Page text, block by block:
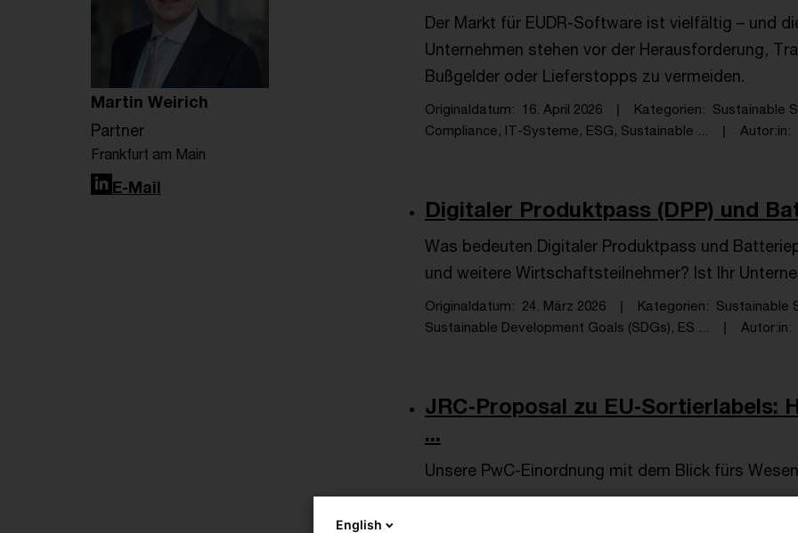
Der Markt für EUDR-Software ist vielfältig – und
Unternehmen stehen vor der Herausforderung,
Bußgelder oder Lieferstopps zu vermeiden.
Originaldatum 16. April 2026 Kategorien Sustainable
Compliance, IT-Systeme, ESG, Sustainable ...
Autor:in
Digitaler Produktpass (DPP) und
Was bedeuten Digitaler Produktpass und
und weitere Wirtschaftsteilnehmer? Ist Ihr
Originaldatum 24. März 2026 Kategorien Sustainable
Sustainable Development Goals (SDGs), ES ...
Autor:in
JRC‑Proposal zu EU‑Sortierlabels:
...
Unsere PwC-Einordnung mit dem Blick fürs
Martin Weirich
Partner
Frankfurt am Main
LinkedIn
E-Mail
English